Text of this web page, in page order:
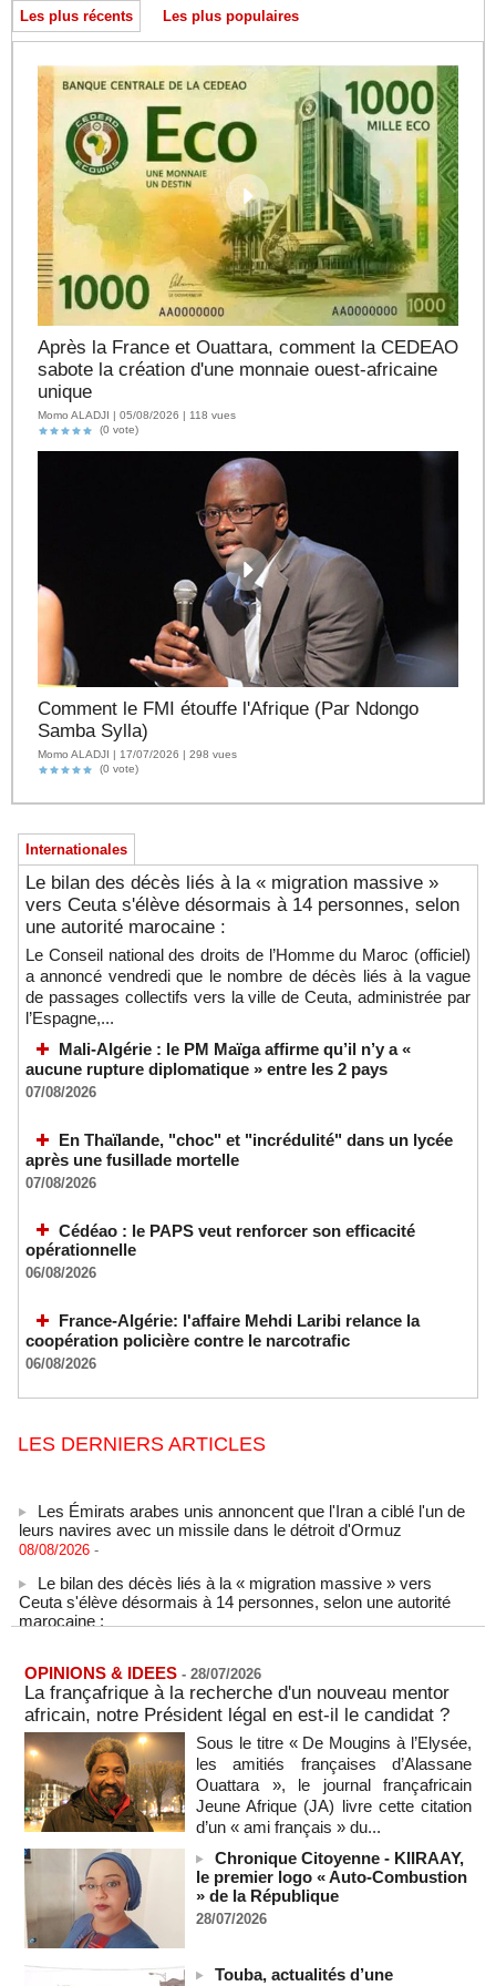
Les plus récents Les plus populaires
Après la France et Ouattara, comment la CEDEAO
sabote la création d'une monnaie ouest-africaine
unique
Momo ALADJI | 05/08/2026 | 118 vues
(0 vote)
Comment le FMI étouffe l'Afrique (Par Ndongo
Samba Sylla)
Momo ALADJI | 17/07/2026 | 298 vues
(0 vote)
Internationales
Le bilan des décès liés à la « migration massive »
vers Ceuta s'élève désormais à 14 personnes, selon
une autorité marocaine :
Le Conseil national des droits de l’Homme du Maroc (officiel)
a annoncé vendredi que le nombre de décès liés à la vague
de passages collectifs vers la ville de Ceuta, administrée par
l’Espagne,...
Mali-Algérie : le PM Maïga affirme qu’il n’y a «
aucune rupture diplomatique » entre les 2 pays
07/08/2026
En Thaïlande, "choc" et "incrédulité" dans un lycée
après une fusillade mortelle
07/08/2026
Cédéao : le PAPS veut renforcer son efficacité
opérationnelle
06/08/2026
France-Algérie: l'affaire Mehdi Laribi relance la
coopération policière contre le narcotrafic
06/08/2026
LES DERNIERS ARTICLES
leurs navires avec un missile dans le détroit d'Ormuz
08/08/2026 -
Ceuta s'élève désormais à 14 personnes, selon une autorité
marocaine :
08/08/2026 -
08/08/2026 -MOMO ALADJI
SENEGAL - Les Unes de la presse quotidienne du 8/9 août
2026
08/08/2026 -MOMO ALADJI
A Ceuta, les enfants migrants risquent d'être victimes de
maltraitance et d'exploitation, avertissent des ONG
07/08/2026 -
Les Bourses mondiales touchent des sommets après
l'emploi américain
07/08/2026 -
"Construction de la Grande Côte D'ivoire" : Le Président
Alassane Ouattara appelle à la contribution de toutes les forces
vives de la nation
OPINIONS & IDEES - 28/07/2026
La françafrique à la recherche d'un nouveau mentor
africain, notre Président légal en est-il le candidat ?
Sous le titre « De Mougins à l’Elysée,
les amitiés françaises d’Alassane
Ouattara », le journal françafricain
Jeune Afrique (JA) livre cette citation
d’un « ami français » du...
Chronique Citoyenne - KIIRAAY,
le premier logo « Auto-Combustion
» de la République
28/07/2026
Touba, actualités d’une